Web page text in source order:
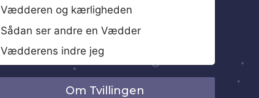
Vædderen og kærligheden
Sådan ser andre en Vædder
Vædderens indre jeg
Om Tvillingen